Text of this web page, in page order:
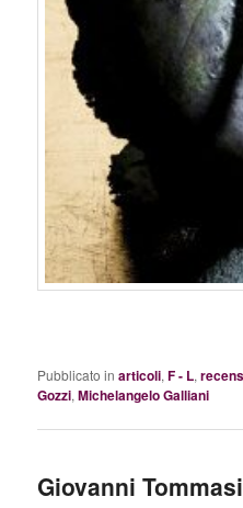
Pubblicato in articoli,F - L,
Gozzi,Michelangelo Galliani
Giovanni